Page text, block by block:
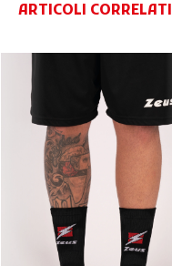
ARTICOLI CORRELATI